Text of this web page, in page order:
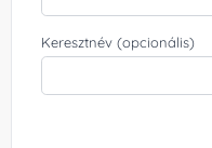
Keresztnév (opcionális)